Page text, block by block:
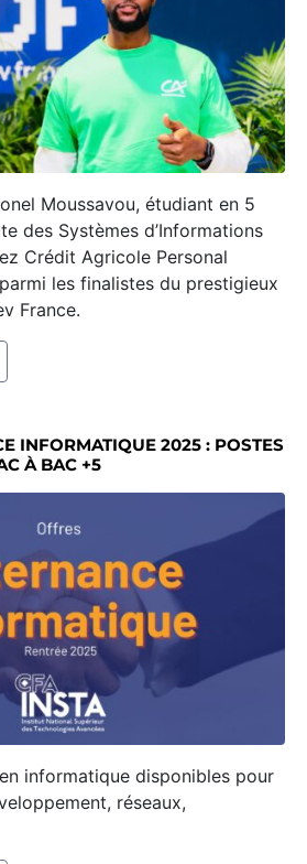
Moussavou, étudiant en 5
des Systèmes d’Informations
Crédit Agricole Personal
parmi les finalistes du prestigieux
France.
INFORMATIQUE 2025 : POSTES
À BAC +5
informatique disponibles pour
réseaux,